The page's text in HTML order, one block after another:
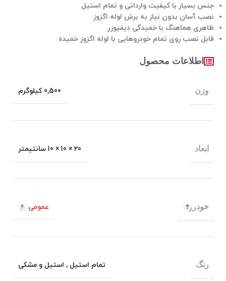
جنس بسیار با کیفیت وارداتی و تمام استیل
نصب آسان بدون نیاز به برش لوله اگزوز
ظاهری هماهنگ با خمیدگی دیفیوزر
قابل نصب روی تمام خودروهایی با لوله اگزوز خمیده
اطلاعات محصول
وزن 0,500 کیلوگرم
ابعاد 20 × 10 × 10 سانتیمتر
خودرو عمومی
رنگ تمام استیل , استیل و مشکی